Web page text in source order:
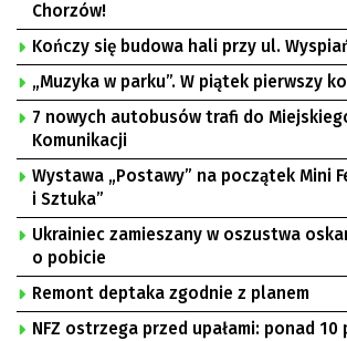
Chorzów!
Kończy się budowa hali przy ul.
„Muzyka w parku”. W piątek pierwszy
7 nowych autobusów trafi do
Komunikacji
Wystawa „Postawy” na początek Mini
i Sztuka”
Ukrainiec zamieszany w oszustwa
o pobicie
Remont deptaka zgodnie z planem
NFZ ostrzega przed upałami: ponad 10